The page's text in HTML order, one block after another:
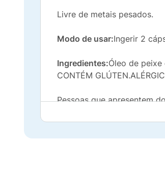
Livre de metais pesados.
Modo de usar:Ingerir 2
Ingredientes:Óleo de
CONTÉM
Pessoas que apresentem
este produtoPessoas
O Ministério da Saúde